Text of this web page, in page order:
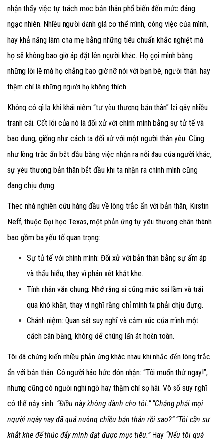
nhận thấy việc tự trách móc bản thân phổ biến đến mức đáng
ngạc nhiên. Nhiều người đánh giá cơ thể mình, công việc của mình,
hay khả năng làm cha mẹ bằng những tiêu chuẩn khắc nghiệt mà
họ sẽ không bao giờ áp đặt lên người khác. Họ gọi mình bằng
những lời lẽ mà họ chẳng bao giờ nỡ nói với bạn bè, người thân, hay
thậm chí là những người họ không thích.
Không có gì lạ khi khái niệm “tự yêu thương bản thân” lại gây nhiều
tranh cãi. Cốt lõi của nó là đối xử với chính mình bằng sự tử tế và
bao dung, giống như cách ta đối xử với một người thân yêu. Cũng
như lòng trắc ẩn bắt đầu bằng việc nhận ra nỗi đau của người khác,
sự yêu thương bản thân bắt đầu khi ta nhận ra chính mình cũng
đang chịu đựng.
Theo nhà nghiên cứu hàng đầu về lòng trắc ẩn với bản thân, Kirstin
Neff, thuộc Đại học Texas, một phản ứng tự yêu thương chân thành
bao gồm ba yếu tố quan trọng:
Sự tử tế với chính mình: Đối xử với bản thân bằng sự ấm áp
và thấu hiểu, thay vì phán xét khắt khe.
Tính nhân văn chung: Nhớ rằng ai cũng mắc sai lầm và trải
qua khó khăn, thay vì nghĩ rằng chỉ mình ta phải chịu đựng.
Chánh niệm: Quan sát suy nghĩ và cảm xúc của mình một
cách cân bằng, không để chúng lấn át hoàn toàn.
Tôi đã chứng kiến nhiều phản ứng khác nhau khi nhắc đến lòng trắc
ẩn với bản thân. Có người háo hức đón nhận: “Tôi muốn thử ngay!”,
nhưng cũng có người nghi ngờ hay thậm chí sợ hãi. Vô số suy nghĩ
có thể nảy sinh: “Điều này không dành cho tôi.” “Chẳng phải mọi
người ngày nay đã quá nuông chiều bản thân rồi sao?” “Tôi cần sự
khắt khe để thúc đẩy mình đạt được mục tiêu.”Hay “Nếu tôi quá